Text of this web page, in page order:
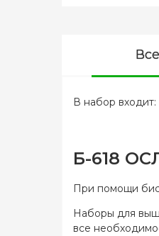
В набор
Б-618
При помощи
Наборы для
все